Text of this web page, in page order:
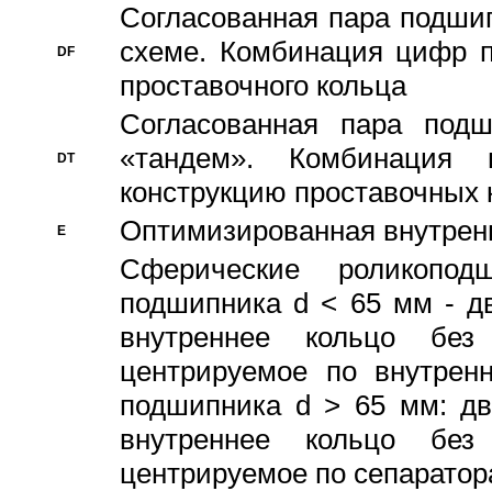
DF
Согласованная пара
схеме. Комбинация цифр
проставочного кольца
DT
Согласованная пара
«тандем».
конструкцию проставочных
E
Оптимизированная
Сферические
подшипника d < 65 мм -
внутреннее кольцо
центрируемое по
подшипника d > 65 мм:
внутреннее кольцо
центрируемое по